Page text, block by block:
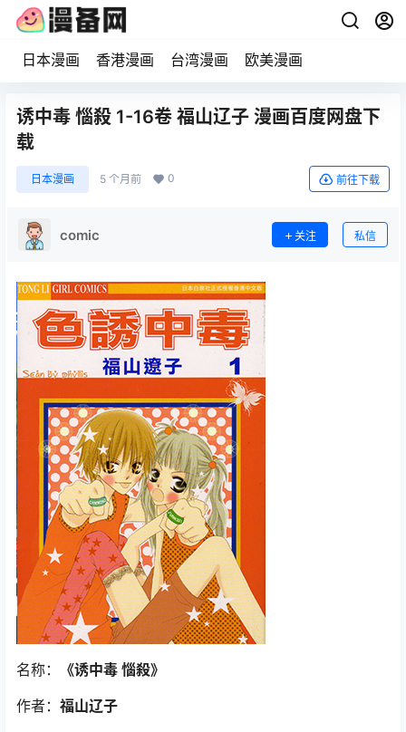
日本漫画 香港漫画 台湾漫画 欧美漫画
诱中毒 惱殺 1-16卷 福山辽子 漫画百度网盘下
载
日本漫画 5 个月前 0 前往下载
comic 关注 私信
名称：
《诱中毒 惱殺》
作者： 福山辽子